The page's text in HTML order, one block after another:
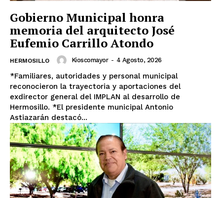
Gobierno Municipal honra
memoria del arquitecto José
Eufemio Carrillo Atondo
HERMOSILLO Kioscomayor - 4 Agosto, 2026
*Familiares, autoridades y personal municipal
reconocieron la trayectoria y aportaciones del
exdirector general del IMPLAN al desarrollo de
Hermosillo. *El presidente municipal Antonio
Astiazarán destacó...